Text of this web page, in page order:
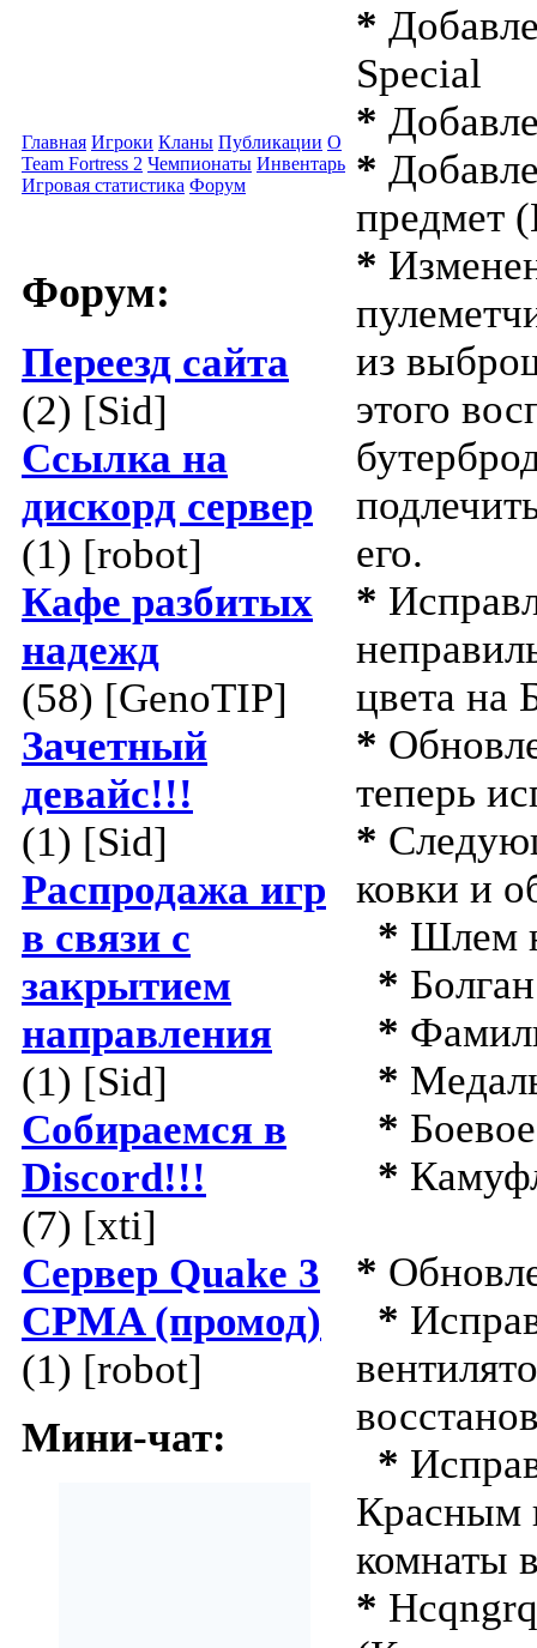
Главная Игроки Кланы Публикации О
Team Fortress 2 Чемпионаты Инвентарь
Игровая статистика Форум
Форум:
Переезд сайта
(2) [Sid]
Ссылка на
дискорд сервер
(1) [robot]
Кафе разбитых
надежд
(58) [GenoTIP]
Зачетный
девайс!!!
(1) [Sid]
Распродажа игр
в связи с
закрытием
направления
(1) [Sid]
Собираемся в
Discord!!!
(7) [xti]
Сервер Quake 3
CPMA (промод)
(1) [robot]
Мини-чат:
*
Special
*
*
предмет
*
из
этого
его.
*
цвета на
*
теперь
*
ковки и
* Шлем
* Болган
*
*
*
*
*
*
*
Красным
комнаты
*